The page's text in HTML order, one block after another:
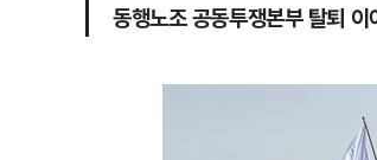
동행노조 공동투쟁본부 탈퇴